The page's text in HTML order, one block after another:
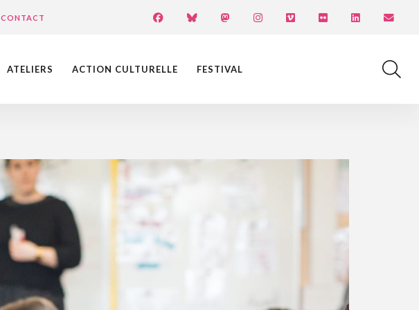
CONTACT
ATELIERS ACTION CULTURELLE FESTIVAL